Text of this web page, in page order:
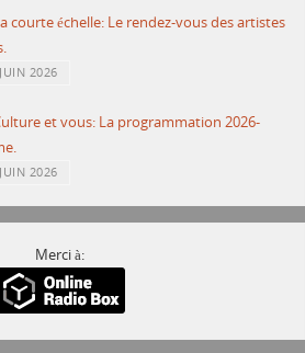
courte échelle: Le rendez-vous des artistes
2026
et vous: La programmation 2026-
2026
Merci à: